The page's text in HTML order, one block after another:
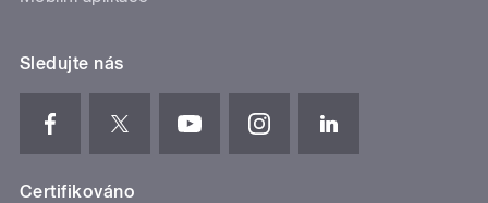
Sledujte nás
Certifikováno